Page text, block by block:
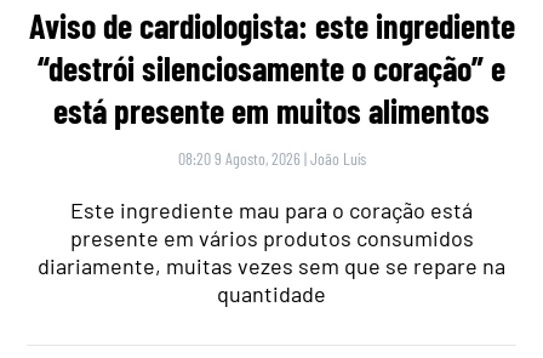
Aviso de cardiologista: este ingrediente
“destrói silenciosamente o coração” e
está presente em muitos alimentos
08:20 9 Agosto, 2026 |João Luís
Este ingrediente mau para o coração está
presente em vários produtos consumidos
diariamente, muitas vezes sem que se repare na
quantidade